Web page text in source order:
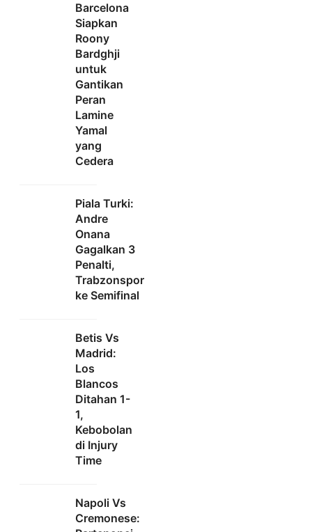
Barcelona
Siapkan
Roony
Bardghji
untuk
Gantikan
Peran
Lamine
Yamal
yang
Cedera
Piala Turki:
Andre
Onana
Gagalkan 3
Penalti,
Trabzonspor
ke Semifinal
Betis Vs
Madrid:
Los
Blancos
Ditahan 1-
1,
Kebobolan
di Injury
Time
Napoli Vs
Cremonese: